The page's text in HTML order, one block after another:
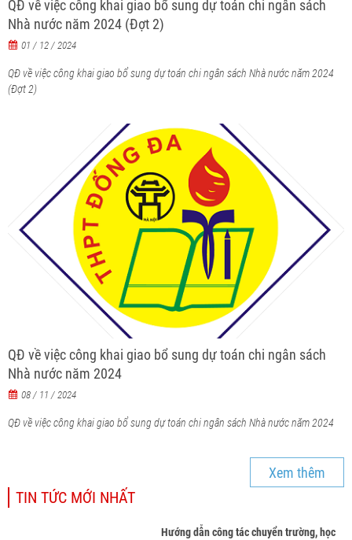
QĐ về việc công khai giao bổ sung dự toán chi ngân sách
Nhà nước năm 2024 (Đợt 2)
01 / 12 / 2024
QĐ về việc công khai giao bổ sung dự toán chi ngân sách Nhà nước năm 2024
(Đợt 2)
QĐ về việc công khai giao bổ sung dự toán chi ngân sách
Nhà nước năm 2024
08 / 11 / 2024
QĐ về việc công khai giao bổ sung dự toán chi ngân sách Nhà nước năm 2024
Xem thêm
TIN TỨC MỚI NHẤT
Hướng dẫn công tác chuyển trường, học